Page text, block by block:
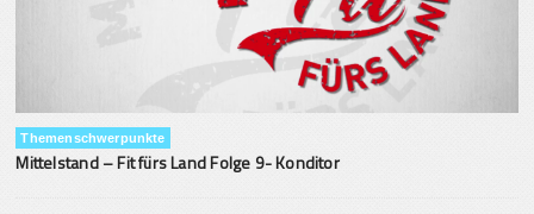
Themenschwerpunkte
Mittelstand – Fit fürs Land Folge 9- Konditor